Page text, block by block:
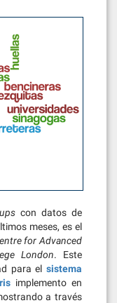
con datos de
meses, es el
for Advanced
London. Este
para el sistema
implemento en
a través